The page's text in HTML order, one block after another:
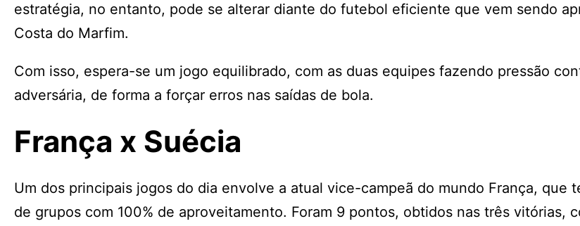
estratégia, no entanto, pode se alterar diante do futebol eficiente que vem sendo
Costa do Marfim.
Com isso, espera-se um jogo equilibrado, com as duas equipes fazendo pressão
adversária, de forma a forçar erros nas saídas de bola.
França x Suécia
Um dos principais jogos do dia envolve a atual vice-campeã do mundo França, que
de grupos com 100% de aproveitamento. Foram 9 pontos, obtidos nas três vitórias,